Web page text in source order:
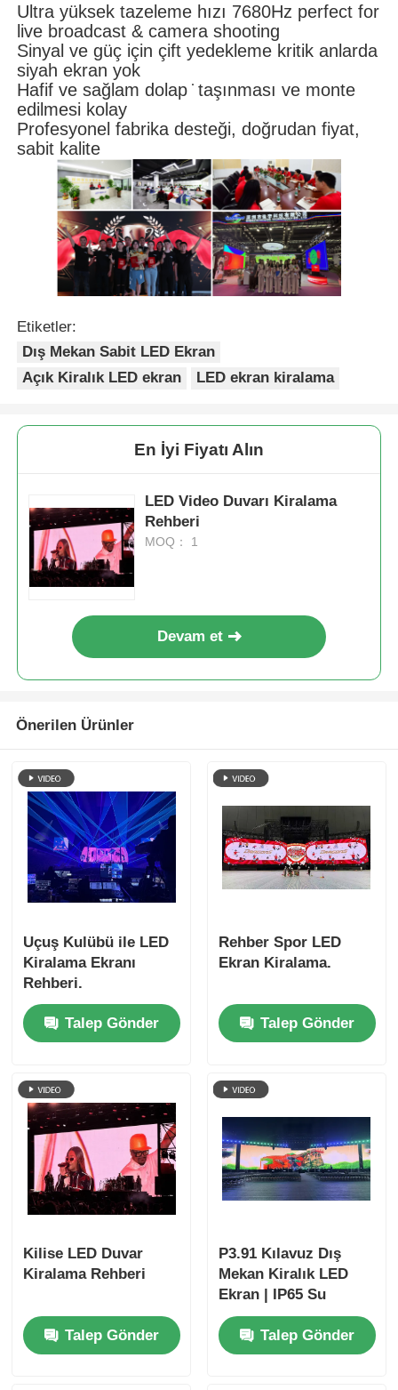
Ultra yüksek tazeleme hızı 7680Hz perfect for
live broadcast & camera shooting
Sinyal ve güç için çift yedekleme kritik anlarda
siyah ekran yok
Hafif ve sağlam dolap ̇ taşınması ve monte
edilmesi kolay
Profesyonel fabrika desteği, doğrudan fiyat,
sabit kalite
Etiketler:
Dış Mekan Sabit LED Ekran
Açık Kiralık LED ekran
LED ekran kiralama
En İyi Fiyatı Alın
LED Video Duvarı Kiralama
Rehberi
MOQ： 1
Devam et
Önerilen Ürünler
Uçuş Kulübü ile LED
Kiralama Ekranı
Rehberi.
Talep Gönder
Rehber Spor LED
Ekran Kiralama.
Talep Gönder
Kilise LED Duvar
Kiralama Rehberi
Talep Gönder
P3.91 Kılavuz Dış
Mekan Kiralık LED
Ekran | IP65 Su
Geçirmez Video
DuvarıTalep Gönder